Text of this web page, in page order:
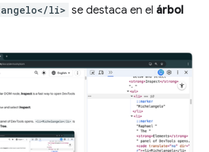
li> se destaca en el árbol